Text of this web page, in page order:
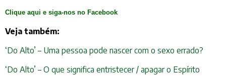
Clique aqui e siga-nos no Facebook
Veja também:
‘Do Alto’ – Uma pessoa pode nascer com o sexo errado?
‘Do Alto’ – O que significa entristecer / apagar o Espírito